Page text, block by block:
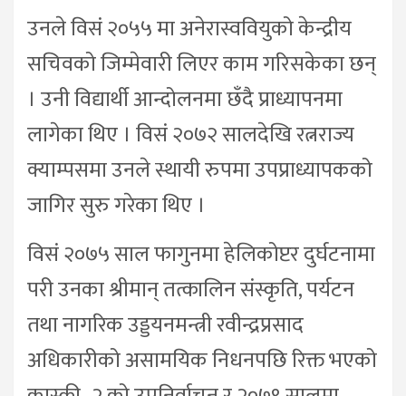
उनले विसं २०५५ मा अनेरास्ववियुको केन्द्रीय
सचिवको जिम्मेवारी लिएर काम गरिसकेका छन्
। उनी विद्यार्थी आन्दोलनमा छँदै प्राध्यापनमा
लागेका थिए । विसं २०७२ सालदेखि रत्नराज्य
क्याम्पसमा उनले स्थायी रुपमा उपप्राध्यापकको
जागिर सुरु गरेका थिए ।
विसं २०७५ साल फागुनमा हेलिकोप्टर दुर्घटनामा
परी उनका श्रीमान् तत्कालिन संस्कृति, पर्यटन
तथा नागरिक उड्डयनमन्त्री रवीन्द्रप्रसाद
अधिकारीको असामयिक निधनपछि रिक्त भएको